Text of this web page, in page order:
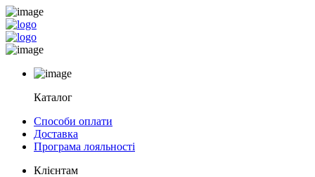
Каталог
Способи оплати
Доставка
Програма лояльності
Клієнтам